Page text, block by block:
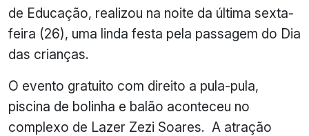
de Educação, realizou na noite da última sexta-
feira (26), uma linda festa pela passagem do Dia
das crianças.
O evento gratuito com direito a pula-pula,
piscina de bolinha e balão aconteceu no
complexo de Lazer Zezi Soares. A atração